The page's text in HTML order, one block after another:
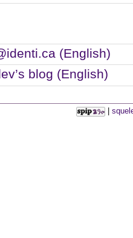
(English)
blog (English)